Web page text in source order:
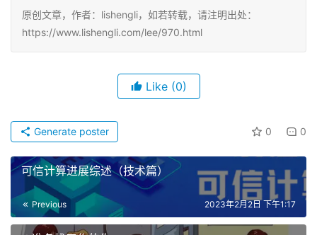
原创文章，作者：lishengli，如若转载，请注明出处：
https://www.lishengli.com/lee/970.html
Like (0)
0 0
Generate poster
可信计算进展综述（技术篇）
Previous 2023年2月2日 下午1:17